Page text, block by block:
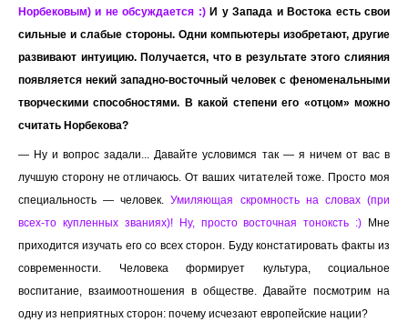
Норбековым) и не обсуждается :)И у Запада и Востока есть свои
сильные и слабые стороны. Одни компьютеры изобретают, другие
развивают интуицию. Получается, что в результате этого слияния
появляется некий западно-восточный человек с феноменальными
творческими способностями. В какой степени его «отцом» можно
считать Норбекова?
— Ну и вопрос задали... Давайте условимся так — я ничем от вас в
лучшую сторону не отличаюсь. От ваших читателей тоже. Просто моя
специальность — человек.Умиляющая скромность на словах (при
всех-то купленных званиях)! Ну, просто восточная тоноксть :) Мне
приходится изучать его со всех сторон. Буду констатировать факты из
современности. Человека формирует культура, социальное
воспитание, взаимоотношения в обществе. Давайте посмотрим на
одну из неприятных сторон: почему исчезают европейские нации?